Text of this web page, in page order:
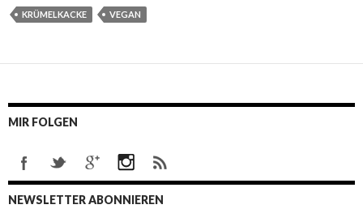
KRÜMELKACKE VEGAN
MIR FOLGEN
NEWSLETTER ABONNIEREN